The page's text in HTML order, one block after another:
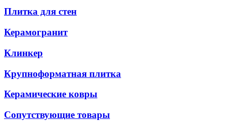
Плитка для стен
Керамогранит
Клинкер
Крупноформатная плитка
Керамические ковры
Сопутствующие товары